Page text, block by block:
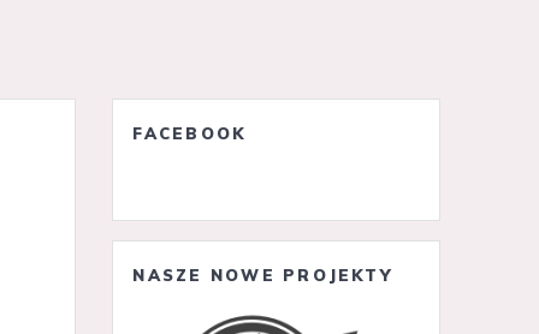
FACEBOOK
NASZE NOWE PROJEKTY